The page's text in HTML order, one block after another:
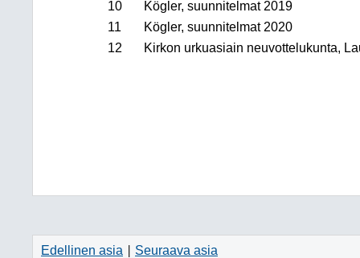
10
Kögler, suunnitelmat 2019
11
Kögler, suunnitelmat 2020
12
Kirkon urkuasiain neuvottelukunta,
Edellinen asia Seuraava asia